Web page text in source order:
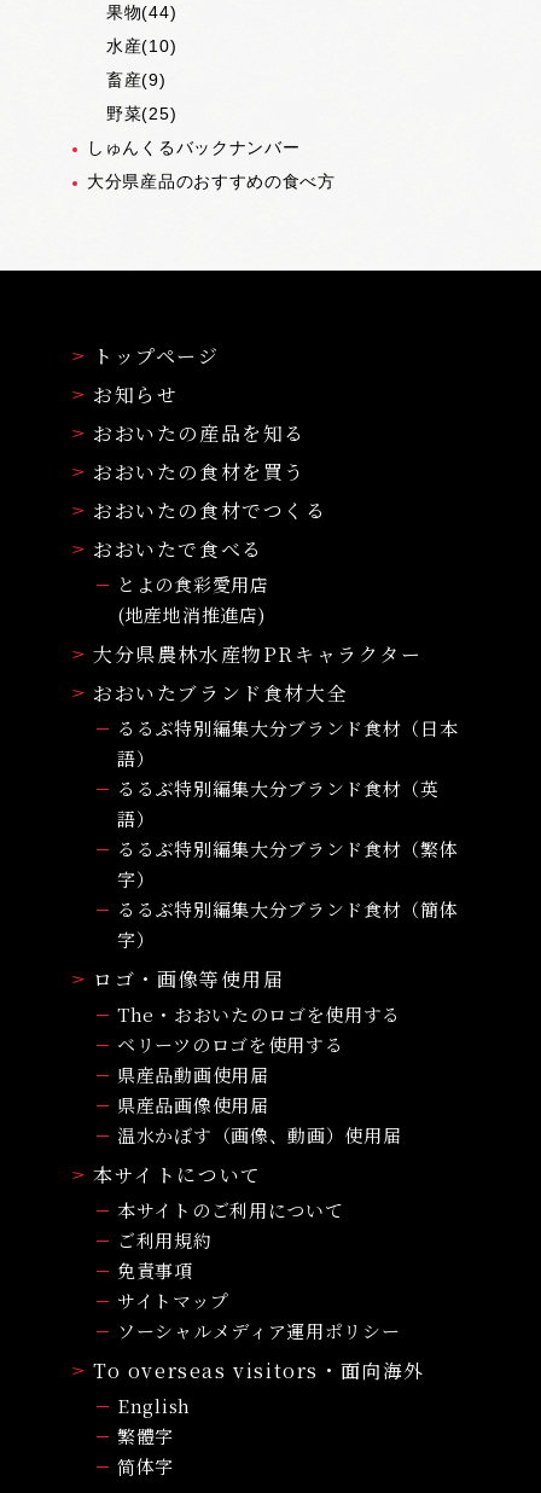
果物(44)
水産(10)
畜産(9)
野菜(25)
しゅんくるバックナンバー
大分県産品のおすすめの食べ方
トップページ
お知らせ
おおいたの産品を知る
おおいたの食材を買う
おおいたの食材でつくる
おおいたで食べる
とよの食彩愛用店
(地産地消推進店)
大分県農林水産物PRキャラクター
おおいたブランド食材大全
るるぶ特別編集大分ブランド食材（日本
語）
るるぶ特別編集大分ブランド食材（英
語）
るるぶ特別編集大分ブランド食材（繁体
字）
るるぶ特別編集大分ブランド食材（簡体
字）
ロゴ・画像等使用届
The・おおいたのロゴを使用する
ベリーツのロゴを使用する
県産品動画使用届
県産品画像使用届
温水かぼす（画像、動画）使用届
本サイトについて
本サイトのご利用について
ご利用規約
免責事項
サイトマップ
ソーシャルメディア運用ポリシー
To overseas visitors・面向海外
English
繁體字
简体字